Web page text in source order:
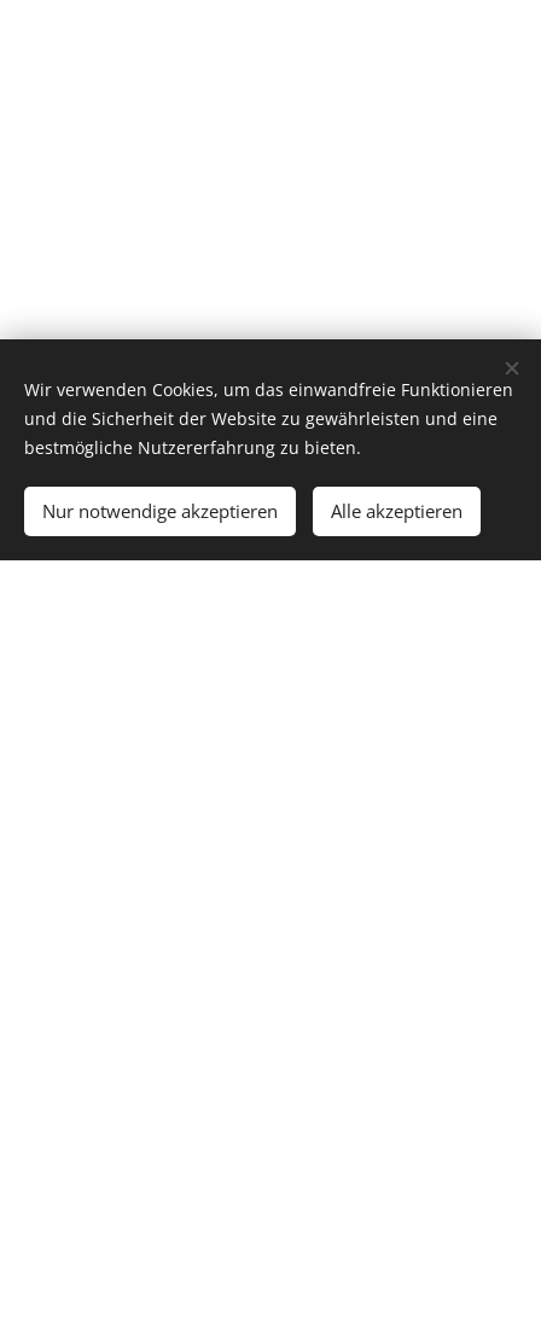
Wir verwenden Cookies, um das einwandfreie Funktionieren
und die Sicherheit der Website zu gewährleisten und eine
bestmögliche Nutzererfahrung zu bieten.
Nur notwendige akzeptieren Alle akzeptieren